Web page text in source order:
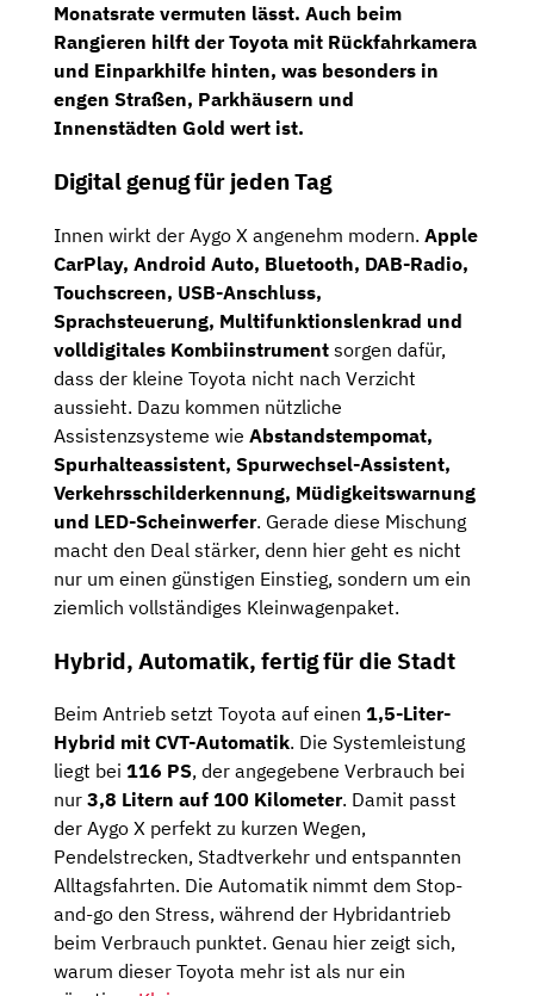
Monatsrate vermuten lässt. Auch beim
Rangieren hilft der Toyota mit Rückfahrkamera
und Einparkhilfe hinten, was besonders in
engen Straßen, Parkhäusern und
Innenstädten Gold wert ist.
Digital genug für jeden Tag
Innen wirkt der Aygo X angenehm modern. Apple
CarPlay, Android Auto, Bluetooth, DAB-Radio,
Touchscreen, USB-Anschluss,
Sprachsteuerung, Multifunktionslenkrad und
volldigitales Kombiinstrument sorgen dafür,
dass der kleine Toyota nicht nach Verzicht
aussieht. Dazu kommen nützliche
Assistenzsysteme wie Abstandstempomat,
Spurhalteassistent, Spurwechsel-Assistent,
Verkehrsschilderkennung, Müdigkeitswarnung
und LED-Scheinwerfer. Gerade diese Mischung
macht den Deal stärker, denn hier geht es nicht
nur um einen günstigen Einstieg, sondern um ein
ziemlich vollständiges Kleinwagenpaket.
Hybrid, Automatik, fertig für die Stadt
Beim Antrieb setzt Toyota auf einen 1,5-Liter-
Hybrid mit CVT-Automatik. Die Systemleistung
liegt bei 116 PS, der angegebene Verbrauch bei
nur 3,8 Litern auf 100 Kilometer. Damit passt
der Aygo X perfekt zu kurzen Wegen,
Pendelstrecken, Stadtverkehr und entspannten
Alltagsfahrten. Die Automatik nimmt dem Stop-
and-go den Stress, während der Hybridantrieb
beim Verbrauch punktet. Genau hier zeigt sich,
warum dieser Toyota mehr ist als nur ein